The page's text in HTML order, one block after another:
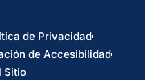
de Privacidad
de Accesibilidad
Sitio